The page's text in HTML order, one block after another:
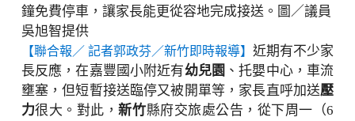
鐘免費停車，讓家長能更從容地完成接送。圖／議員
吳旭智提供
【聯合報／ 記者郭政芬／新竹即時報導】近期有不少家
長反應，在嘉豐國小附近有幼兒園 、托嬰中心，車流
壅塞，但短暫接送臨停又被開單等，家長直呼加送壓
力很大。對此，新竹縣府交旅處公告，從下周一（6